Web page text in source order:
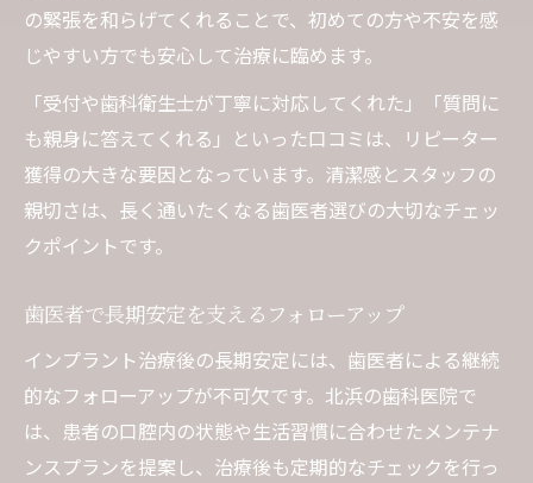
の緊張を和らげてくれることで、初めての方や不安を感
じやすい方でも安心して治療に臨めます。
「受付や歯科衛生士が丁寧に対応してくれた」「質問に
も親身に答えてくれる」といった口コミは、リピーター
獲得の大きな要因となっています。清潔感とスタッフの
親切さは、長く通いたくなる歯医者選びの大切なチェッ
クポイントです。
歯医者で長期安定を支えるフォローアップ
インプラント治療後の長期安定には、歯医者による継続
的なフォローアップが不可欠です。北浜の歯科医院で
は、患者の口腔内の状態や生活習慣に合わせたメンテナ
ンスプランを提案し、治療後も定期的なチェックを行っ